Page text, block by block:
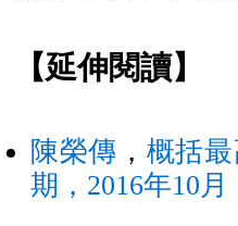
【延伸閱讀】
陳榮傳 ， 概括
期，2016年10月